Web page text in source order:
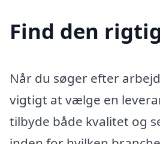
Find den
Når du søger efter
vigtigt at vælge en
tilbyde både kvalitet og